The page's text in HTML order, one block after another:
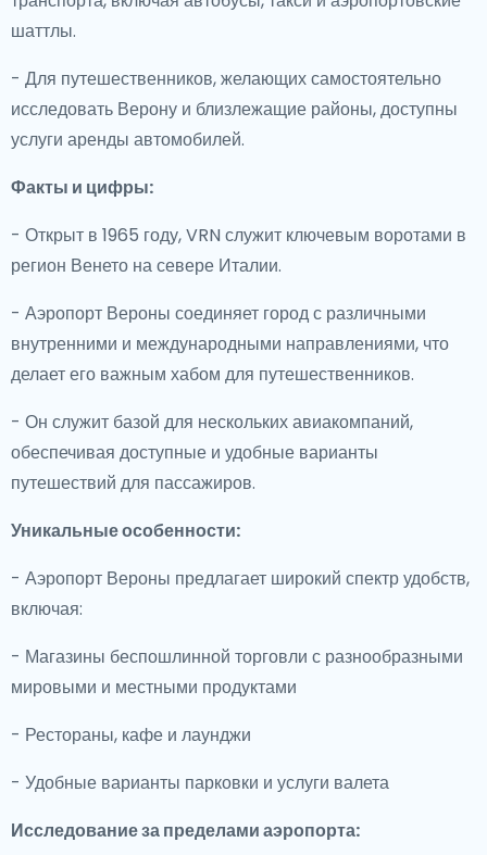
шаттлы.
- Для путешественников, желающих самостоятельно
исследовать Верону и близлежащие районы, доступны
услуги аренды автомобилей.
Факты и цифры:
- Открыт в 1965 году, VRN служит ключевым воротами в
регион Венето на севере Италии.
- Аэропорт Вероны соединяет город с различными
внутренними и международными направлениями, что
делает его важным хабом для путешественников.
- Он служит базой для нескольких авиакомпаний,
обеспечивая доступные и удобные варианты
путешествий для пассажиров.
Уникальные особенности:
- Аэропорт Вероны предлагает широкий спектр удобств,
включая:
- Магазины беспошлинной торговли с разнообразными
мировыми и местными продуктами
- Рестораны, кафе и лаунджи
- Удобные варианты парковки и услуги валета
Исследование за пределами аэропорта: